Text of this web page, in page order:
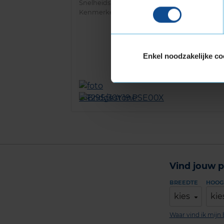
Enkel noodzakelijke
Snelheidsindex:
Kenmerken:
Extra Load
Vind jouw
BREEDTE
kies
Waar vind ik mijn